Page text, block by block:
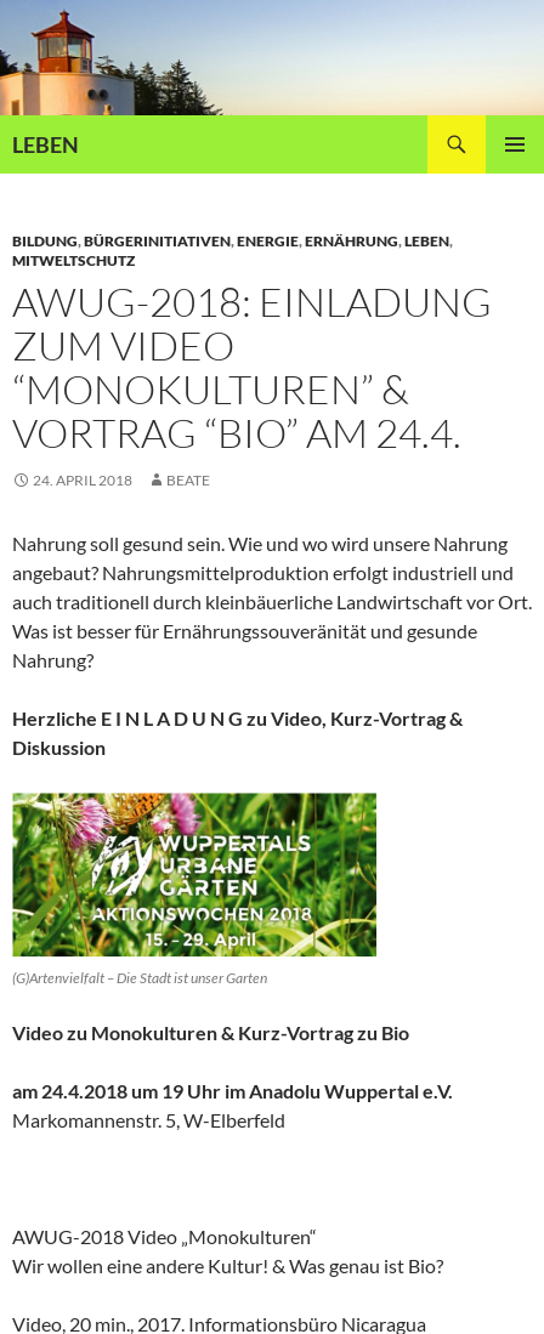
Inhalt
springen
LEBEN
BILDUNG,BÜRGERINITIATIVEN,ENERGIE,ERNÄHRUNG,LEBEN,
MITWELTSCHUTZ
AWUG-2018: EINLADUNG
ZUM VIDEO
“MONOKULTUREN” &
VORTRAG “BIO” AM 24.4.
24. APRIL 2018 BEATE
Nahrung soll gesund sein. Wie und wo wird unsere Nahrung
angebaut? Nahrungsmittelproduktion erfolgt industriell und
auch traditionell durch kleinbäuerliche Landwirtschaft vor Ort.
Was ist besser für Ernährungssouveränität und gesunde
Nahrung?
Herzliche E I N L A D U N G zu Video, Kurz-Vortrag &
Diskussion
(G)Artenvielfalt – Die Stadt ist unser Garten
Video zu Monokulturen & Kurz-Vortrag zu Bio
am 24.4.2018 um 19 Uhr im Anadolu Wuppertal e.V.
Markomannenstr. 5, W-Elberfeld
AWUG-2018 Video „Monokulturen“
Wir wollen eine andere Kultur! & Was genau ist Bio?
Video, 20 min., 2017. Informationsbüro Nicaragua